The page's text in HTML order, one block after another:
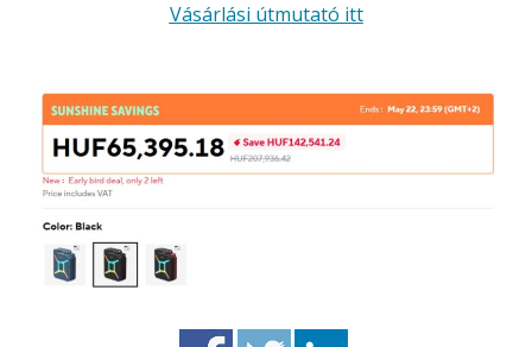
Vásárlási útmutató itt